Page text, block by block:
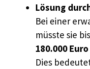
Lösung
Bei einer
müsste sie
180.000 Euro
Dies